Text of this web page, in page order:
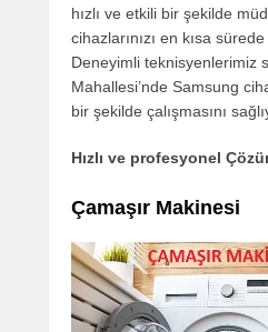
hızlı ve etkili bir şekilde
cihazlarınızı en kısa
Deneyimli teknisyenlerimiz
Mahallesi’nde Samsung
bir şekilde çalışmasını
Hızlı ve profesyonel
Çamaşır Makinesi